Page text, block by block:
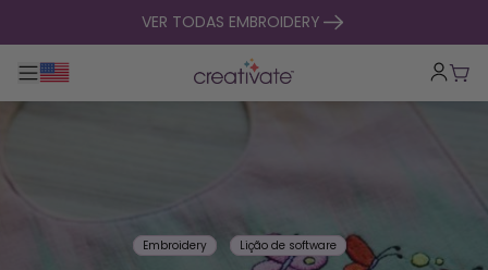
saltar para o conteúdoVER TODAS EMBROIDERY
Alternar entre navegação principal
Embroidery Lição de software